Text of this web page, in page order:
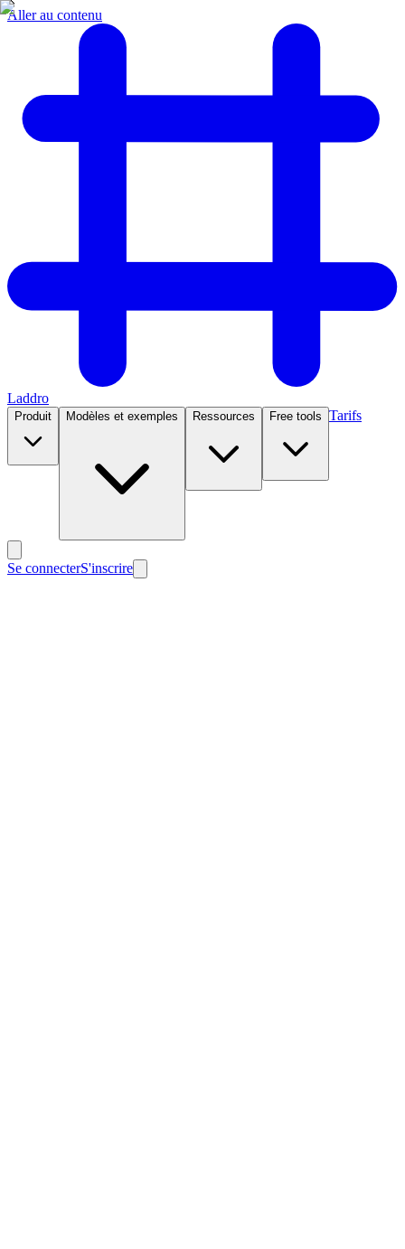
Aller au contenu
Laddro
Produit Modèles et exemples Ressources Free tools Tarifs
Se connecterS'inscrire